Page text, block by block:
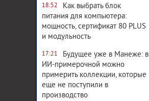
18:52
Как выбрать блок
питания для компьютера:
мощность, сертификат 80 PLUS
и модульность
17:21
Будущее уже в Манеже: в
ИИ-примерочной можно
примерить коллекции, которые
еще не поступили в
производство